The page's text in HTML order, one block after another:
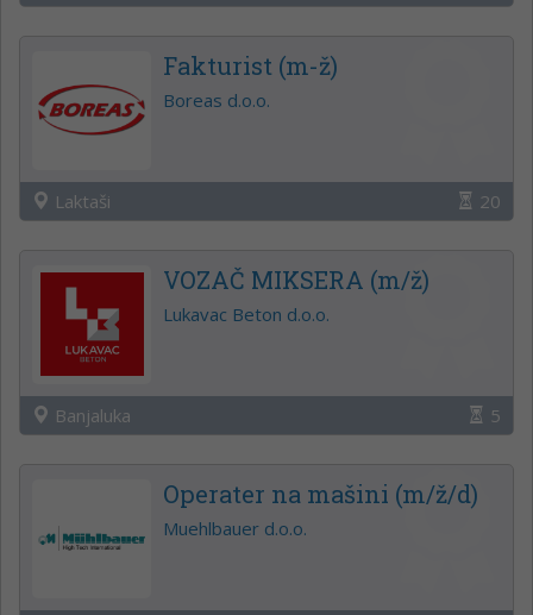
Fakturist (m-ž)
Boreas d.o.o.
Laktaši 20
VOZAČ MIKSERA (m/ž)
Lukavac Beton d.o.o.
Banjaluka 5
Operater na mašini (m/ž/d)
Muehlbauer d.o.o.